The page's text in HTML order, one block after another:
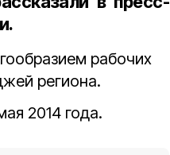
рабочих
региона.
2014 года.